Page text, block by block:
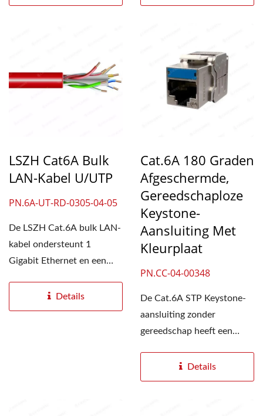
LSZH Cat6A Bulk
LAN-Kabel U/UTP
PN.6A-UT-RD-0305-04-05
De LSZH Cat.6A bulk LAN-
kabel ondersteunt 1
Gigabit Ethernet en een
Details
Cat.6A 180 Graden
Afgeschermde,
Gereedschaploze
Keystone-
Aansluiting Met
Kleurplaat
PN.CC-04-00348
De Cat.6A STP Keystone-
aansluiting zonder
gereedschap heeft een
behuizing...
Details